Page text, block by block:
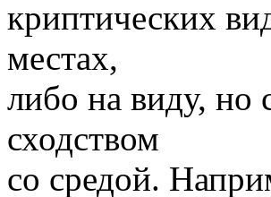
криптических
местах,
либо на виду, но
сходством
со средой.